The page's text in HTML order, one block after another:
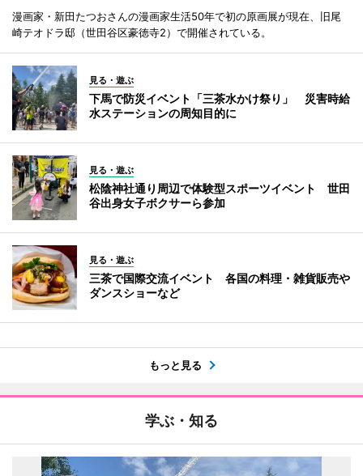
漫画家・新田たつおさんの漫画家生活50年で初の原画展が現在、旧尾
崎テオドラ邸（世田谷区豪徳寺2）で開催されている。
見る・遊ぶ
下馬で防災イベント「三茶水かけ祭り」 災害時給
水ステーションの周知目的に
見る・遊ぶ
松陰神社通り周辺で体験型スポーツイベント 世田
谷出身女子ボクサーら参加
見る・遊ぶ
三茶で国際交流イベント 各国の料理・雑貨販売や
ダンスショーなど
もっと見る
学ぶ・知る